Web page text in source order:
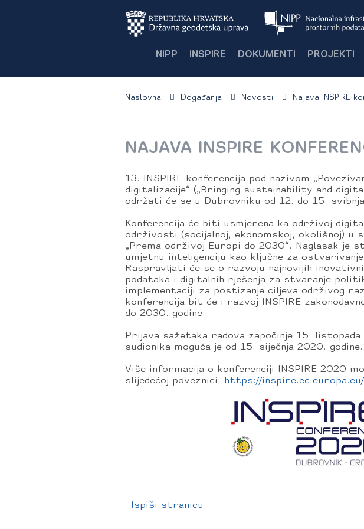
NIPP INSPIRE DOKUMENTI PROJEKTI
Naslovna Događanja Novosti Najava INSPIRE
NAJAVA INSPIRE
13. INSPIRE konferencija pod nazivom
digitalizacije“ („Bringing sustainability and
održati će se u Dubrovniku od 12. do 15.
Konferencija će biti usmjerena ka održivoj
održivosti (socijalnoj, ekonomskoj, okolišnoj) u
„Prema održivoj Europi do 2030“. Naglasak je
umjetnu inteligenciju kao ključne za
Raspravljati će se o razvoju najnovijih
podataka i digitalnih rješenja za stvaranje
implementaciji za postizanje ciljeva održivog
konferencija bit će i razvoj INSPIRE
do 2030. godine.
Prijava sažetaka radova započinje 15.
sudionika moguća je od 15. siječnja 2020. godine.
Više informacija o konferenciji INSPIRE 2020
slijedećoj poveznici:
https://
Ispiši stranicu